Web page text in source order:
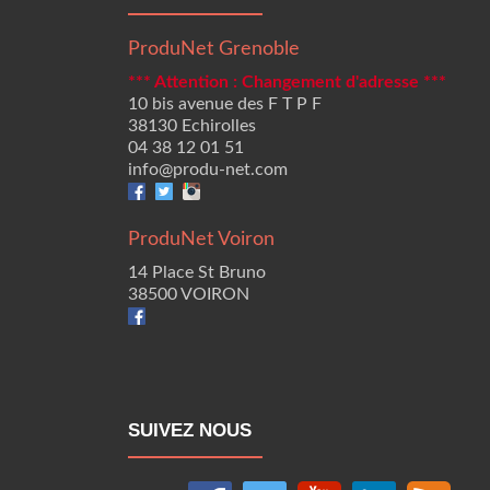
ProduNet Grenoble
*** Attention : Changement d'adresse ***
10 bis avenue des F T P F
38130 Echirolles
04 38 12 01 51
info@produ-net.com
ProduNet Voiron
14 Place St Bruno
38500 VOIRON
SUIVEZ NOUS